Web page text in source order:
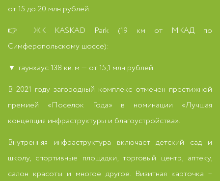
от 15 до 20 млн рублей.
👉 ЖК KASKAD Park (19 км от МКАД по
Симферопольскому шоссе):
▼ таунхаус 138 кв. м — от 15,1 млн рублей.
В 2021 году загородный комплекс отмечен престижной
премией «Поселок Года» в номинации «Лучшая
концепция инфраструктуры и благоустройства».
Внутренняя инфраструктура включает детский сад и
школу, спортивные площадки, торговый центр, аптеку,
салон красоты и многое другое. Визитная карточка –